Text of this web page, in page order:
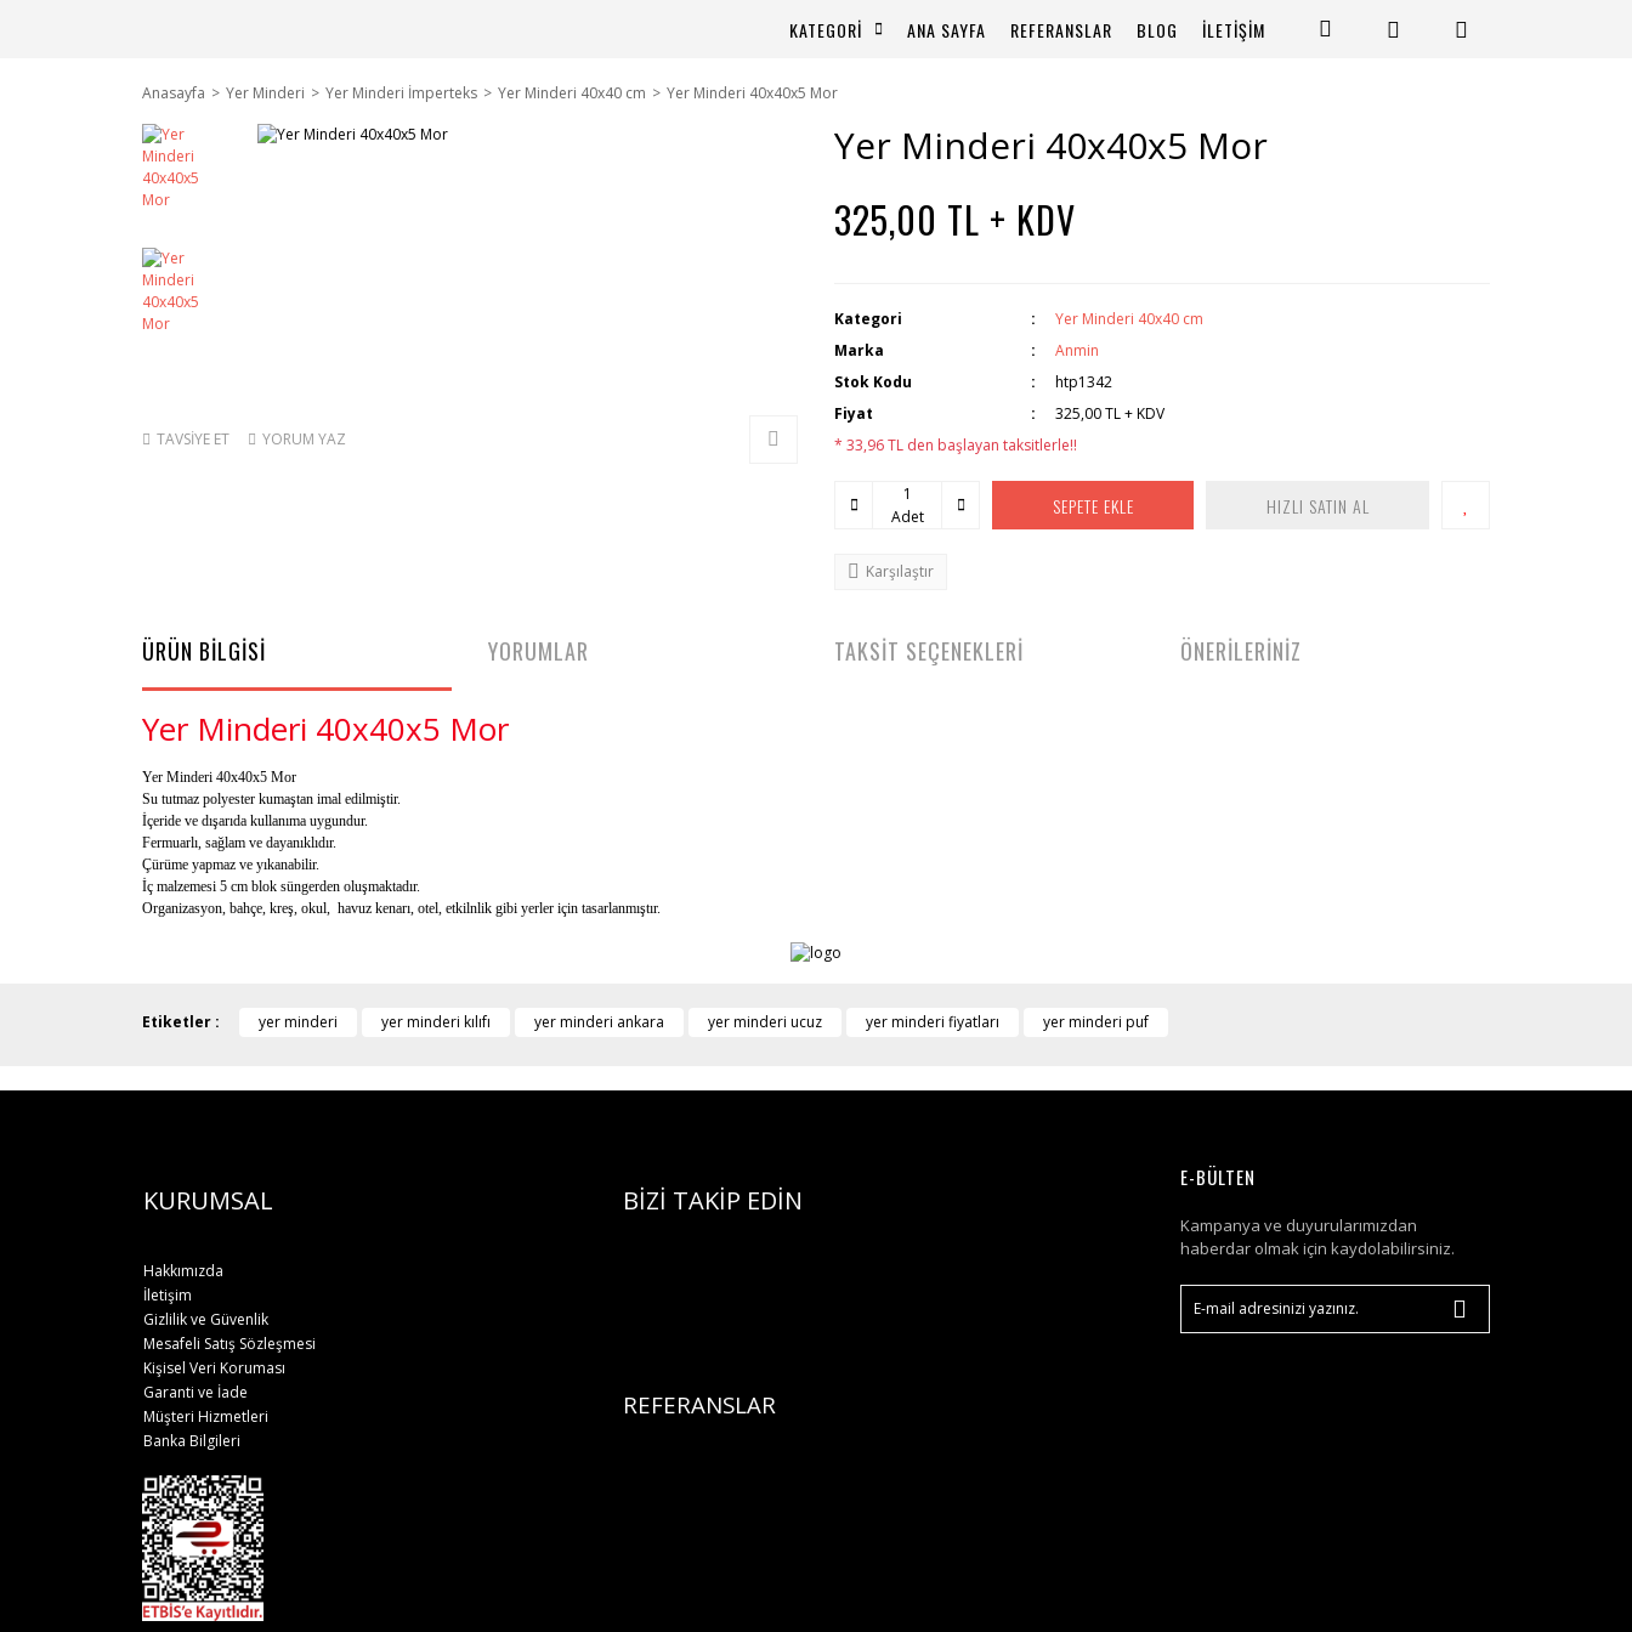
KATEGORİ ANA SAYFA REFERANSLAR BLOG İLETİŞİM
Anasayfa Yer Minderi Yer Minderi İmperteks Yer Minderi 40x40 cm Yer Minderi 40x40x5 Mor
TAVSİYE ET YORUM YAZ
Yer Minderi 40x40x5 Mor
325,00 TL + KDV
Kategori
Yer Minderi 40x40 cm
Marka
Anmin
Stok Kodu
htp1342
Fiyat
325,00 TL + KDV
* 33,96 TL den başlayan taksitlerle!!
Adet SEPETE EKLE HIZLI SATIN AL
Karşılaştır
ÜRÜN BİLGİSİ
Yer Minderi 40x40x5 Mor
Yer Minderi 40x40x5 Mor
Su tutmaz polyester kumaştan imal edilmiştir.
İçeride ve dışarıda kullanıma uygundur.
Fermuarlı, sağlam ve dayanıklıdır.
Çürüme yapmaz ve yıkanabilir.
İç malzemesi 5 cm blok süngerden oluşmaktadır.
Organizasyon, bahçe, kreş, okul, havuz kenarı, otel, etkilnlik gibi yerler için tasarlanmıştır.
YORUMLAR TAKSİT SEÇENEKLERİ ÖNERİLERİNİZ
Etiketler : yer minderi yer minderi kılıfı yer minderi ankara yer minderi ucuz yer minderi fiyatları yer minderi puf
KURUMSAL BİZİ TAKİP EDİN
Hakkımızda
İletişim
Gizlilik ve Güvenlik
Mesafeli Satış Sözleşmesi
Kişisel Veri Koruması
REFERANSLAR
Garanti ve İade
Müşteri Hizmetleri
Banka Bilgileri
E-BÜLTEN
Kampanya ve duyurularımızdan
haberdar olmak için kaydolabilirsiniz.